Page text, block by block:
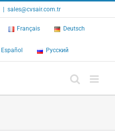
sales@cvsair.com.tr
Français Deutsch
Español Русский